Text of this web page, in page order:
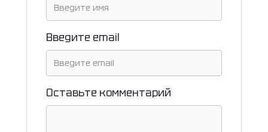
Введите email
Оставьте комментарий